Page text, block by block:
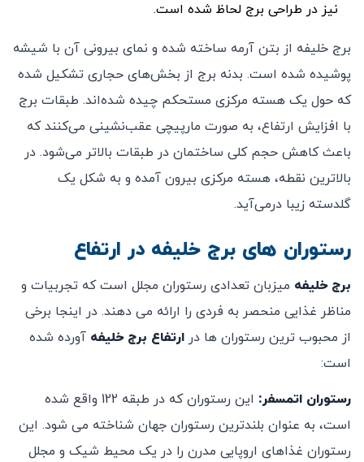
نیز در طراحی برج لحاظ شده است.
برج خلیفه از بتن آرمه ساخته شده و نمای بیرونی آن با شیشه
پوشیده شده است. بدنه برج از بخش‌های حجاری تشکیل شده
که حول یک هسته مرکزی مستحکم چیده شده‌اند. طبقات برج
با افزایش ارتفاع، به صورت مارپیچی عقب‌نشینی می‌کنند که
باعث کاهش حجم کلی ساختمان در طبقات بالاتر می‌شود. در
بالاترین نقطه، هسته مرکزی بیرون آمده و به شکل یک
گلدسته زیبا درمی‌آید.
رستوران های برج خلیفه در ارتفاع
برج خلیفه میزبان تعدادی رستوران مجلل است که تجربیات و
مناظر غذایی منحصر به فردی را ارائه می دهند. در اینجا برخی
از محبوب ترین رستوران ها در ارتفاع برج خلیفه آورده شده
است:
رستوران اتمسفر:
این رستوران که در طبقه 122 واقع شده
است، به عنوان بلندترین رستوران جهان شناخته می شود. این
رستوران غذاهای اروپایی مدرن را در یک محیط شیک و مجلل